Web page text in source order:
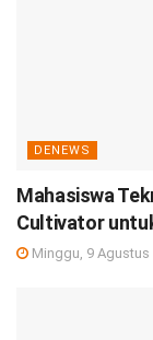
DENEWS
Mahasiswa
Cultivator
Minggu, 9 Agustus